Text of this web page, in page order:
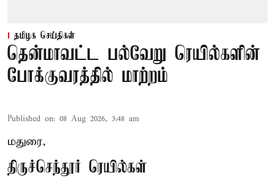
தமிழக செய்திகள்
தென்மாவட்ட பல்வேறு ரெயில்களின்
போக்குவரத்தில் மாற்றம்
Published on: 08 Aug 2026, 3:48 am
மதுரை,
திருச்செந்தூர் ரெயில்கள்